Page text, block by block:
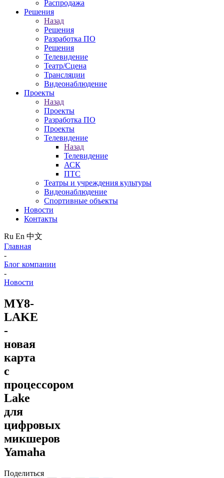
Распродажа
Решения
Назад
Решения
Разработка ПО
Решения
Телевидение
Театр/Сцена
Трансляции
Видеонаблюдение
Проекты
Назад
Проекты
Разработка ПО
Проекты
Телевидение
Назад
Телевидение
АСК
ПТС
Театры и учреждения культуры
Видеонаблюдение
Спортивные объекты
Новости
Контакты
Ru En 中文
Главная
-
Блог компании
-
Новости
MY8-
LAKE
-
новая
карта
с
процессором
Lake
для
цифровых
микшеров
Yamaha
Поделиться